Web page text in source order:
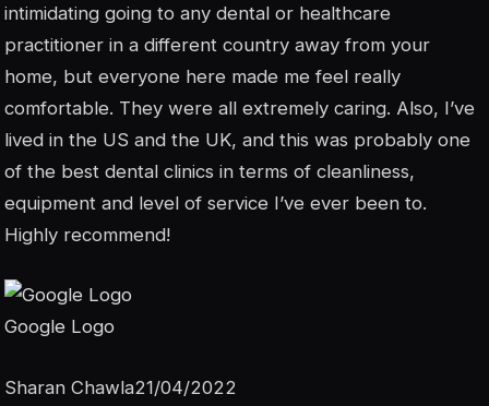
intimidating going to any dental or healthcare
practitioner in a different country away from your
home, but everyone here made me feel really
comfortable. They were all extremely caring. Also, I’ve
lived in the US and the UK, and this was probably one
of the best dental clinics in terms of cleanliness,
equipment and level of service I’ve ever been to.
Highly recommend!
Google Logo
Sharan Chawla21/04/2022